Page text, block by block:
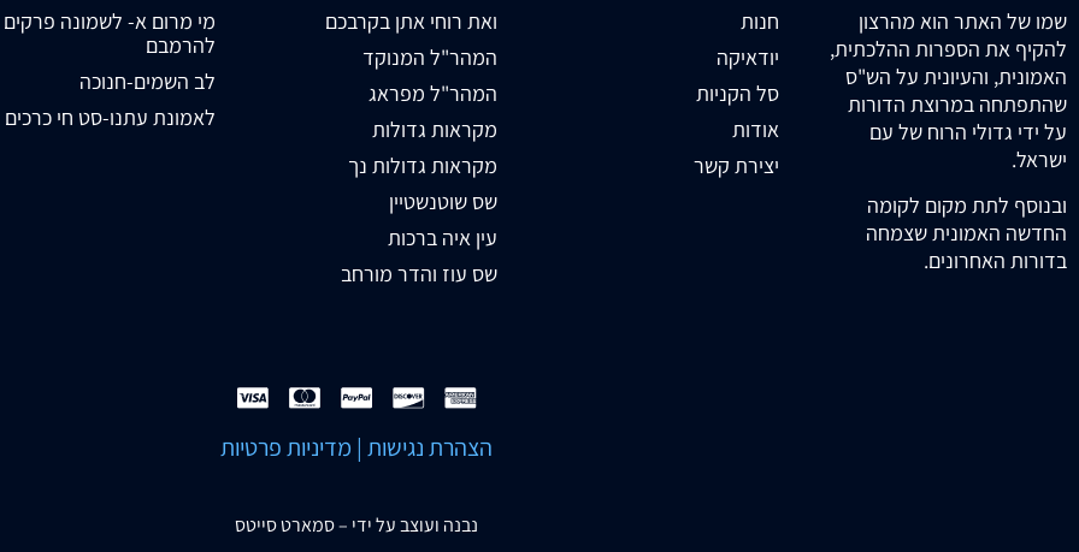
שמו של האתר הוא מהרצון
להקיף את הספרות ההלכתית,
האמונית, והעיונית על הש"ס
שהתפתחה במרוצת הדורות
על ידי גדולי הרוח של עם
ישראל.
ובנוסף לתת מקום לקומה
החדשה האמונית שצמחה
בדורות האחרונים.
חנות
יודאיקה
סל הקניות
אודות
יצירת קשר
ואת רוחי אתן בקרבכם
המהר"ל המנוקד
המהר"ל מפראג
מקראות גדולות
מקראות גדולות נך
שס שוטנשטיין
עין איה ברכות
שס עוז והדר מורחב
מי מרום א- לשמונה פרקים
להרמבם
לב השמים-חנוכה
לאמונת עתנו-סט חי כרכים
הצהרת נגישות | מדיניות פרטיות
נבנה ועוצב על ידי –סמארט סייטס